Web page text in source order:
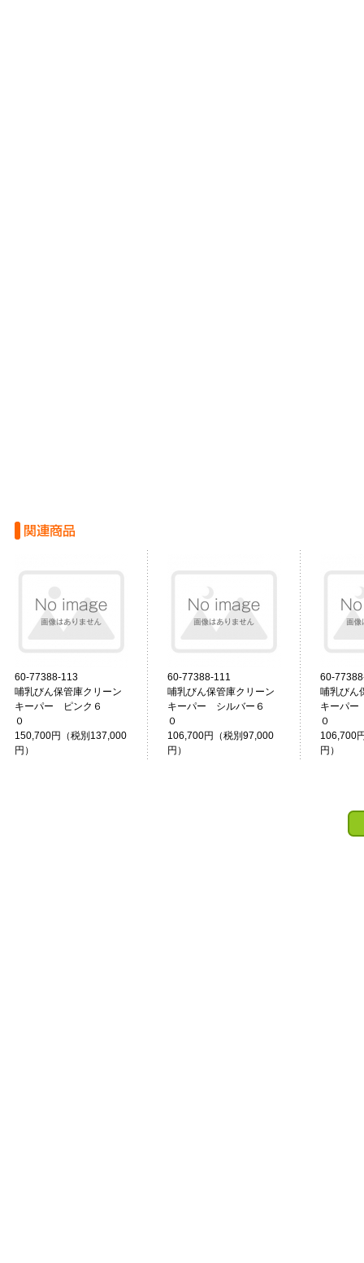
60-77388-113
哺乳びん保管庫クリーン
キーパー ピンク６
０
150,700円（税別137,000
円）
60-77388-111
哺乳びん保管庫クリーン
キーパー シルバー６
０
106,700円（税別97,000
円）
60-
哺乳びん
キーパ
０
106,700
円）